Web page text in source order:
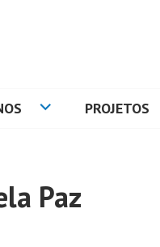
PROJETOS
Paz